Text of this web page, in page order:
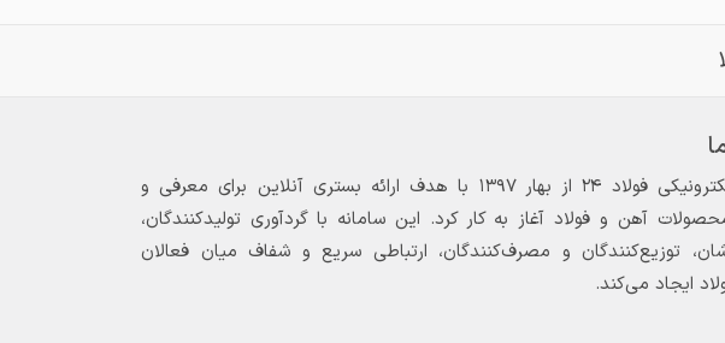
بازارگاه الکترونیکی فولاد ۲۴ از بهار ۱۳۹۷ با هدف ارائه بستری آنلاین برای معرفی و
آهن و فولاد آغاز به کار کرد. این سامانه با گردآوری تولیدکنندگان،
توزیع‌کنندگان و مصرف‌کنندگان، ارتباطی سریع و شفاف میان فعالان
ایجاد می‌کند.